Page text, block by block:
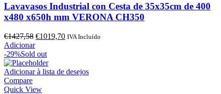
Lavavasos Industrial con Cesta de 35x35cm de 400
x480 x650h mm VERONA CH350
€1427,58 O
preço
original
era:
€1427,58.
€1019,70O
€1019,70.
IVA Incluído
Adicionar
-29%Sold out
Adicionar à lista de desejos
Compare
Quick View